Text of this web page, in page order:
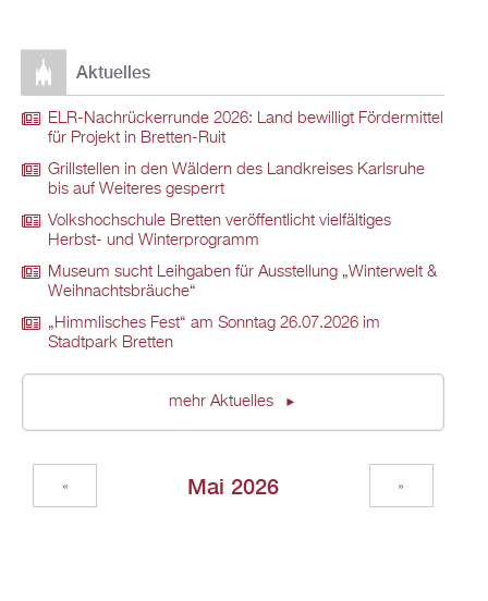
Aktuelles
ELR-Nachrückerrunde 2026: Land bewilligt Fördermittel
für Projekt in Bretten-Ruit
Grillstellen in den Wäldern des Landkreises Karlsruhe
bis auf Weiteres gesperrt
Volkshochschule Bretten veröffentlicht vielfältiges
Herbst- und Winterprogramm
Museum sucht Leihgaben für Ausstellung „Winterwelt &
Weihnachtsbräuche“
„Himmlisches Fest“ am Sonntag 26.07.2026 im
Stadtpark Bretten
mehr Aktuelles
Mai 2026
« »